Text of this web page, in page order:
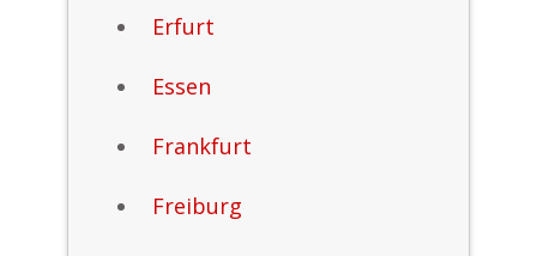
Erfurt
Essen
Frankfurt
Freiburg